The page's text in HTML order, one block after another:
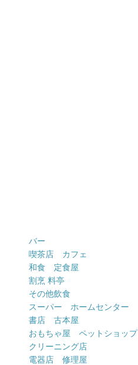
バー
喫茶店 カフェ
和食 定食屋
割烹 料亭
その他飲食
スーパー ホームセンター
書店 古本屋
おもちゃ屋 ペットショップ
クリーニング店
電器店 修理屋